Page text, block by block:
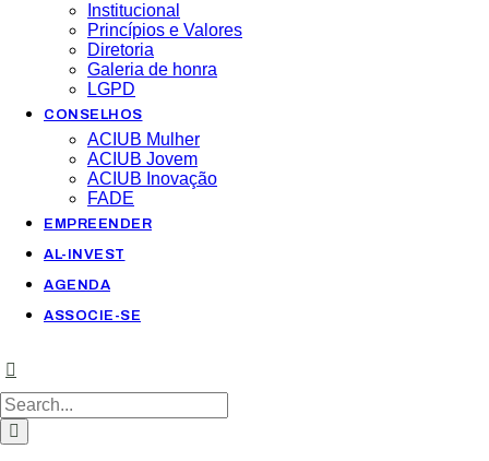
Institucional
Princípios e Valores​
Diretoria
Galeria de honra
LGPD
CONSELHOS
ACIUB Mulher
ACIUB Jovem
ACIUB Inovação
FADE
EMPREENDER
AL-INVEST
AGENDA
ASSOCIE-SE